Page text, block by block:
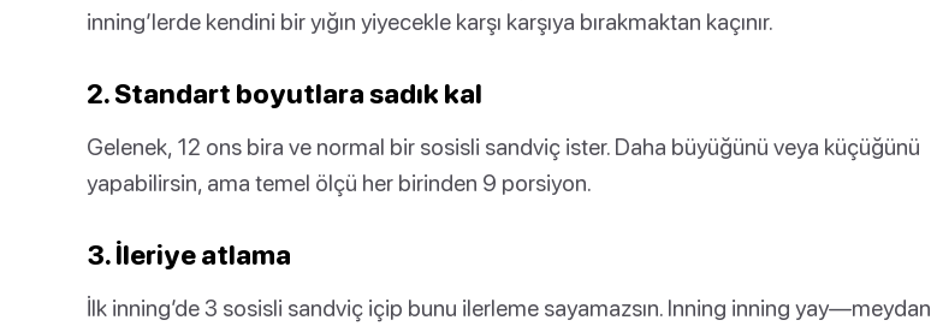
inning’lerde kendini bir yığın yiyecekle karşı karşıya bırakmaktan kaçınır.
2. Standart boyutlara sadık kal
Gelenek, 12 ons bira ve normal bir sosisli sandviç ister. Daha büyüğünü veya küçüğünü
yapabilirsin, ama temel ölçü her birinden 9 porsiyon.
3. İleriye atlama
İlk inning’de 3 sosisli sandviç içip bunu ilerleme sayamazsın. Inning inning yay—meydan